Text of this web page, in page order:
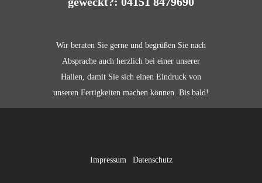
Wir beraten Sie gerne und begrüßen Sie nach
Absprache auch herzlich bei einer unserer
Hallen, damit Sie sich einen Eindruck von
unseren Fertigkeiten machen können. Bis bald!
Impressum| Datenschutz